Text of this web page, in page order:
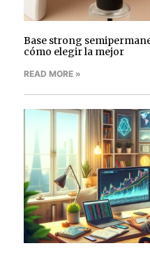
Base strong
cómo elegir la mejor
READ MORE »